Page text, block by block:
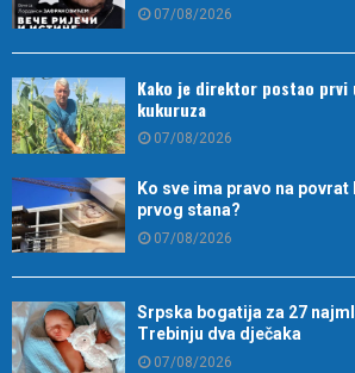
07/08/2026
Kako je direktor postao
kukuruza
07/08/2026
Ko sve ima pravo na povrat
prvog stana?
07/08/2026
Srpska bogatija za 27
Trebinju dva dječaka
07/08/2026